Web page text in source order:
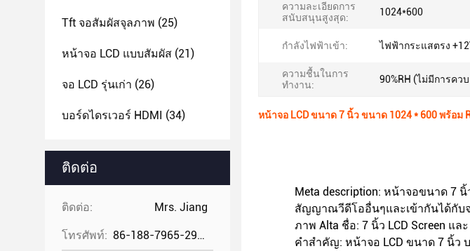
Tft จอสัมผัสจุลภาพ (25)
หน้าจอ LCD แบบสัมผัส (21)
จอ LCD รุ่นเก่า (26)
บอร์ดไดรเวอร์ HDMI (34)
ติดต่อ
ติดต่อ: Mrs. Jiang
โทรศัพท์: 86-188-7965-2960
ความละเอียดการ
สนับสนุนสูงสุด:
1024*600
กำลังไฟฟ้าเข้า: ไฟฟ้ากระแสตรง
ความชื้นในการ
ทำงาน:
90%RH (ไม่มีการคว
หน้าจอ LCD ขนาด 7 นิ้ว ขนาด 1024 * 600 พร้อม
Meta description: หน้าจอขนาด 7 นิ้
สัญญาณวีดีโออื่นๆและเข้ากันได้กับจ
ภาพ Alta ชื่อ: 7 นิ้ว LCD Screen และ
คําสําคัญ: หน้าจอ LCD ขนาด 7 นิ้ว บ